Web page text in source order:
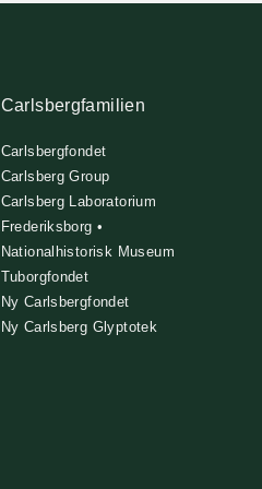
Carlsbergfamilien
Carlsbergfondet
Carlsberg Group
Carlsberg Laboratorium
Frederiksborg •
Nationalhistorisk Museum
Tuborgfondet
Ny Carlsbergfondet
Ny Carlsberg Glyptotek